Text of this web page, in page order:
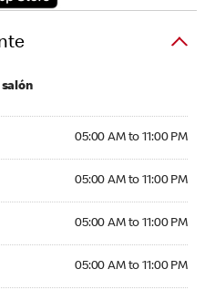
05:00 AM to 11:00 PM
05:00 AM to 11:00 PM
05:00 AM to 11:00 PM
05:00 AM to 11:00 PM